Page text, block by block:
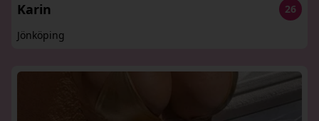
Karin
26
Jönköping